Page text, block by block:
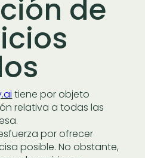
de
tiene por objeto
relativa a todas las
por ofrecer
posible. No obstante,